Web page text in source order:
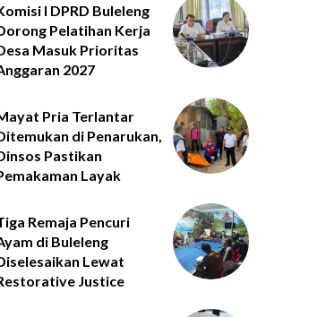
I DPRD Buleleng
Pelatihan Kerja
Masuk Prioritas
2027
Pria Terlantar
di Penarukan,
Pastikan
Layak
Remaja Pencuri
di Buleleng
Lewat
Justice